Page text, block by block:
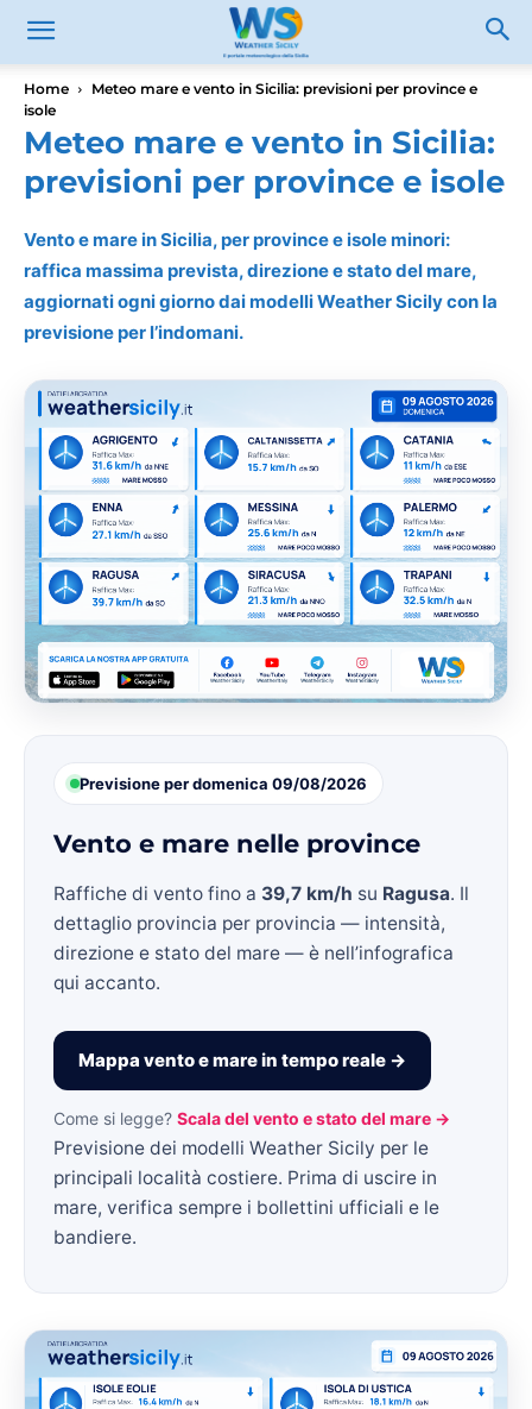
Home
Meteo mare e vento in Sicilia: previsioni per province e
isole
Meteo mare e vento in Sicilia:
previsioni per province e isole
Vento e mare in Sicilia, per province e isole minori:
raffica massima prevista, direzione e stato del mare,
aggiornati ogni giorno dai modelli Weather Sicily con la
previsione per l’indomani.
Previsione per domenica 09/08/2026
Vento e mare nelle province
Raffiche di vento fino a 39,7 km/h su Ragusa. Il
dettaglio provincia per provincia — intensità,
direzione e stato del mare — è nell’infografica
qui accanto.
Mappa vento e mare in tempo reale →
Come si legge? Scala del vento e stato del mare →
Previsione dei modelli Weather Sicily per le
principali località costiere. Prima di uscire in
mare, verifica sempre i bollettini ufficiali e le
bandiere.